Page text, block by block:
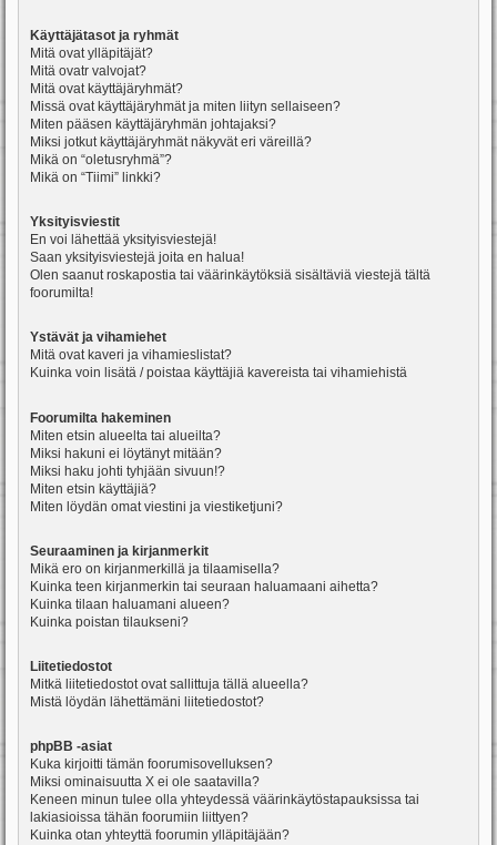
Käyttäjätasot ja ryhmät
Mitä ovat ylläpitäjät?
Mitä ovatr valvojat?
Mitä ovat käyttäjäryhmät?
Missä ovat käyttäjäryhmät ja miten liityn sellaiseen?
Miten pääsen käyttäjäryhmän johtajaksi?
Miksi jotkut käyttäjäryhmät näkyvät eri väreillä?
Mikä on “oletusryhmä”?
Mikä on “Tiimi” linkki?
Yksityisviestit
En voi lähettää yksityisviestejä!
Saan yksityisviestejä joita en halua!
Olen saanut roskapostia tai väärinkäytöksiä sisältäviä viestejä tältä
foorumilta!
Ystävät ja vihamiehet
Mitä ovat kaveri ja vihamieslistat?
Kuinka voin lisätä / poistaa käyttäjiä kavereista tai vihamiehistä
Foorumilta hakeminen
Miten etsin alueelta tai alueilta?
Miksi hakuni ei löytänyt mitään?
Miksi haku johti tyhjään sivuun!?
Miten etsin käyttäjiä?
Miten löydän omat viestini ja viestiketjuni?
Seuraaminen ja kirjanmerkit
Mikä ero on kirjanmerkillä ja tilaamisella?
Kuinka teen kirjanmerkin tai seuraan haluamaani aihetta?
Kuinka tilaan haluamani alueen?
Kuinka poistan tilaukseni?
Liitetiedostot
Mitkä liitetiedostot ovat sallittuja tällä alueella?
Mistä löydän lähettämäni liitetiedostot?
phpBB -asiat
Kuka kirjoitti tämän foorumisovelluksen?
Miksi ominaisuutta X ei ole saatavilla?
Keneen minun tulee olla yhteydessä väärinkäytöstapauksissa tai
lakiasioissa tähän foorumiin liittyen?
Kuinka otan yhteyttä foorumin ylläpitäjään?